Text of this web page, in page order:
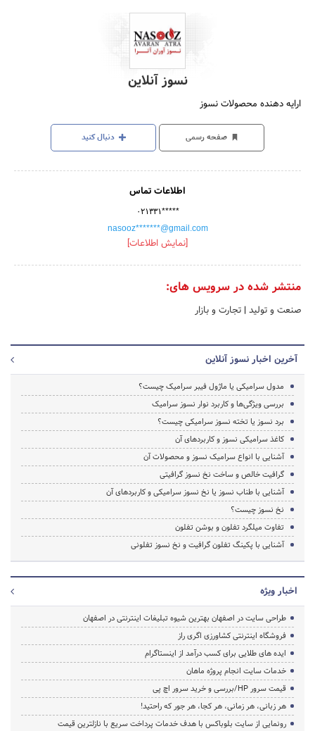
نسوز آنلاین
ارایه دهنده محصولات نسوز
صفحه رسمی دنبال کنید
اطلاعات تماس
۰۲۱۳۳۱*****
nasooz*******@gmail.com
[نمایش اطلاعات]
منتشر شده در سرویس های:
صنعت و تولید | تجارت و بازار
آخرین اخبار نسوز آنلاین
مدول سرامیکی یا ماژول فیبر سرامیک چیست؟
بررسی ویژگی‌ها و کاربرد نوار نسوز سرامیک
برد نسوز یا تخته نسوز سرامیکی چیست؟
کاغذ سرامیکی نسوز و کاربردهای آن
آشنایی با انواع سرامیک نسوز و محصولات آن
گرافیت خالص و ساخت نخ نسوز گرافیتی
آشنایی با طناب نسوز یا نخ نسوز سرامیکی و کاربردهای آن
نخ نسوز چیست؟
تفاوت میلگرد تفلون و بوشن تفلون
آشنایی با پکینگ تفلون گرافیت و نخ نسوز تفلونی
اخبار ویژه
طراحی سایت در اصفهان بهترین شیوه تبلیغات اینترنتی در اصفهان
فروشگاه اینترنتی کشاورزی اگری راز
ایده های طلایی برای کسب درآمد از اینستاگرام
خدمات سایت انجام پروژه ماهان
قیمت سرور HP/بررسی و خرید سرور اچ پی
هر زبانی، هر زمانی، هر کجا، هر جور که راحتید!
رونمایی از سایت بلوباکس با هدف خدمات پرداخت سریع با نازلترین قیمت